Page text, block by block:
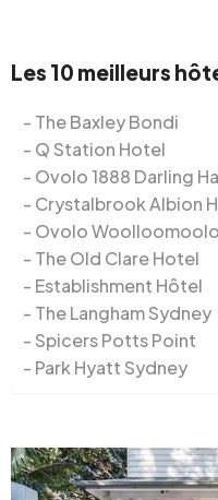
Les 10 meilleurs
The Baxley Bondi
Q Station Hotel
Ovolo 1888 Darling
Crystalbrook Albion
Ovolo
The Old Clare Hotel
Establishment Hôtel
The Langham Sydney
Spicers Potts Point
Park Hyatt Sydney